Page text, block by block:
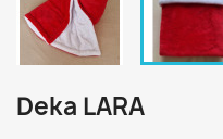
Deka LARA